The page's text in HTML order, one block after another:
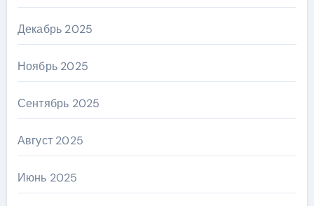
Декабрь 2025
Ноябрь 2025
Сентябрь 2025
Август 2025
Июнь 2025